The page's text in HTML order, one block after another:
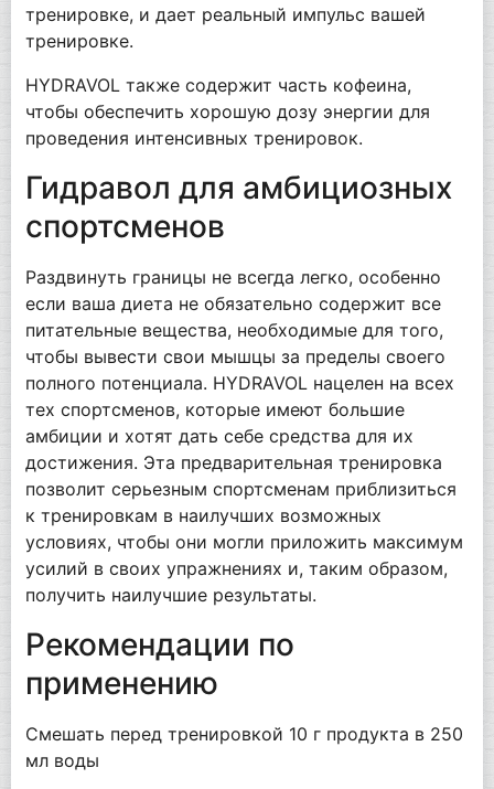
тренировке, и дает реальный импульс вашей
тренировке.
HYDRAVOL также содержит часть кофеина,
чтобы обеспечить хорошую дозу энергии для
проведения интенсивных тренировок.
Гидравол для амбициозных
спортсменов
Раздвинуть границы не всегда легко, особенно
если ваша диета не обязательно содержит все
питательные вещества, необходимые для того,
чтобы вывести свои мышцы за пределы своего
полного потенциала. HYDRAVOL нацелен на всех
тех спортсменов, которые имеют большие
амбиции и хотят дать себе средства для их
достижения. Эта предварительная тренировка
позволит серьезным спортсменам приблизиться
к тренировкам в наилучших возможных
условиях, чтобы они могли приложить максимум
усилий в своих упражнениях и, таким образом,
получить наилучшие результаты.
Рекомендации по
применению
Смешать перед тренировкой 10 г продукта в 250
мл воды